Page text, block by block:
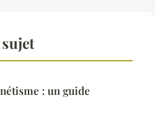
: un guide